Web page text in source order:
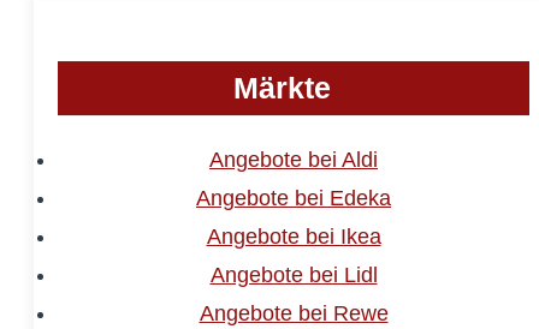
Märkte
Angebote bei Aldi
Angebote bei Edeka
Angebote bei Ikea
Angebote bei Lidl
Angebote bei Rewe